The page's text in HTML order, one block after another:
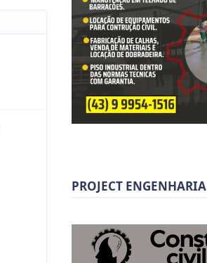
PROJECT ENGENHARIA